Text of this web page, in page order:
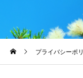
プライバシーポ